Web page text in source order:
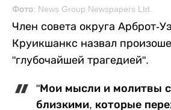
Фото: News Group Newspapers Ltd.
Член совета округа Арброт-
Круикшанкс назвал
"глубочайшей трагедией".
"Мои мысли и молитвы с
близкими, которые